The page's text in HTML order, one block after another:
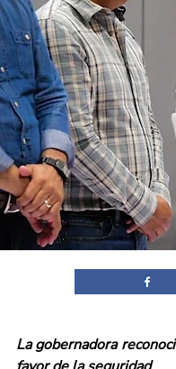
La gobernadora